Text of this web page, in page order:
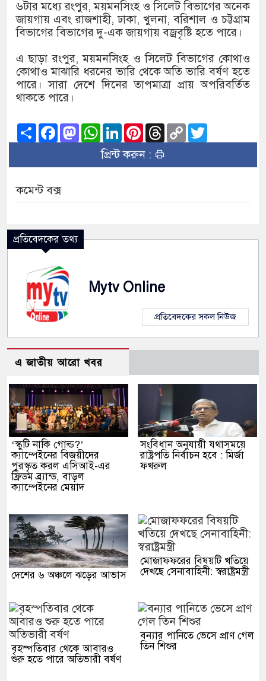
প্রধানমন্ত্রীর সঙ্গে নবনিযুক্ত
হামের উপসর্গে আরও ৬
অবশেষে পদত্যাগ করলেন ভারতের
জামায়াত ফেরেশতাদের দল নয়,
৬টার মধ্যে রংপুর, ময়মনসিংহ ও সিলেট বিভাগের অনেক
জায়গায় এবং রাজশাহী, ঢাকা, খুলনা, বরিশাল ও চট্টগ্রাম
বিভাগের বিভাগের দু-এক জায়গায় বজ্রবৃষ্টি হতে পারে।
এ ছাড়া রংপুর, ময়মনসিংহ ও সিলেট বিভাগের কোথাও
কোথাও মাঝারি ধরনের ভারি থেকে অতি ভারি বর্ষণ হতে
পারে। সারা দেশে দিনের তাপমাত্রা প্রায় অপরিবর্তিত
থাকতে পারে।
ShareFacebook
Mastodon
WhatsApp
LinkedInPinterest
Threads
Copy
Link
প্রিন্ট করুন :
কমেন্ট বক্স
প্রতিবেদকের তথ্য
Mytv Online
প্রতিবেদকের সকল নিউজ
এ জাতীয় আরো খবর
‘স্কুটি নাকি গোল্ড?’
ক্যাম্পেইনের বিজয়ীদের
পুরস্কৃত করল এসিআই-এর
ফ্রিডম ব্র্যান্ড, বাড়ল
ক্যাম্পেইনের মেয়াদ
সংবিধান অনুযায়ী যথাসময়ে
রাষ্ট্রপতি নির্বাচন হবে : মির্জা
ফখরুল
দেশের ৬ অঞ্চলে ঝড়ের আভাস
মোজাফফরের বিষয়টি খতিয়ে
দেখছে সেনাবাহিনী: স্বরাষ্ট্রমন্ত্রী
বৃহস্পতিবার থেকে আবারও
শুরু হতে পারে অতিভারী বর্ষণ
বন্যার পানিতে ভেসে প্রাণ গেল
তিন শিশুর